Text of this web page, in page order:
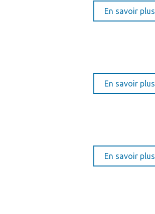
En savoir plus
En savoir plus
En savoir plus